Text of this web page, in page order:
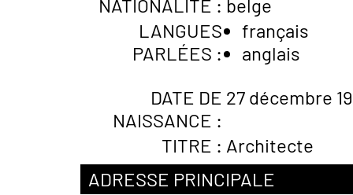
NATIONALITÉ : belge
LANGUES
PARLÉES :
français
anglais
DATE DE
NAISSANCE :
27 décembre
TITRE : Architecte
ADRESSE PRINCIPALE